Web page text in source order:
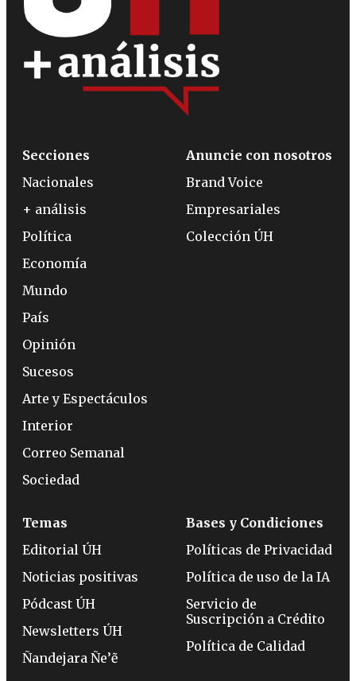
Secciones
Nacionales
+ análisis
Política
Economía
Mundo
País
Opinión
Sucesos
Arte y Espectáculos
Interior
Correo Semanal
Sociedad
Anuncie con nosotros
Brand Voice
Empresariales
Colección ÚH
Temas
Editorial ÚH
Noticias positivas
Pódcast ÚH
Newsletters ÚH
Ñandejara Ñe’ẽ
Bases y Condiciones
Políticas de Privacidad
Política de uso de la IA
Servicio de
Suscripción a Crédito
Política de Calidad